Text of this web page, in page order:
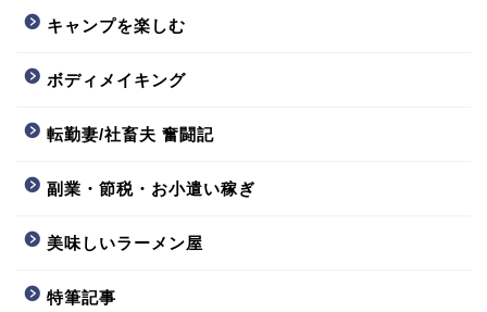
キャンプを楽しむ
ボディメイキング
転勤妻/社畜夫 奮闘記
副業・節税・お小遣い稼ぎ
美味しいラーメン屋
特筆記事